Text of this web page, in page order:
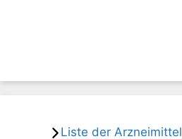
Liste der Arzneimittel